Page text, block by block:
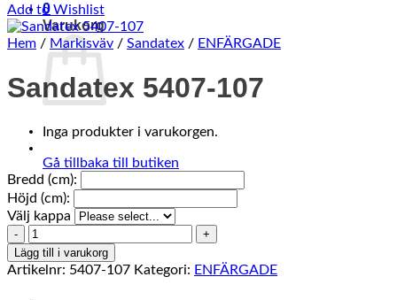
0
Varukorg
Inga produkter i varukorgen.
Gå tillbaka till butiken
Add to Wishlist
Hem / Markisväv / Sandatex / ENFÄRGADE
Sandatex 5407-107
Bredd (cm):
Höjd (cm):
Välj kappa
Sandatex
5407-
107
Lägg till i varukorg
Artikelnr: 5407-107 Kategori: ENFÄRGADE